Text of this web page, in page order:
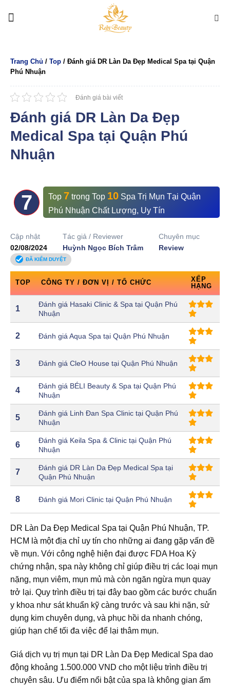
qua
Trang Chủ / Top / Đánh giá DR Làn Da Đẹp Medical Spa tại Quận
Phú Nhuận
Đánh giá bài viết
Đánh giá DR Làn Da Đẹp
Medical Spa tại Quận Phú
Nhuận
7 Top 7 trong Top 10 Spa Trị Mụn Tại Quận
Phú Nhuận Chất Lượng, Uy Tín
Cập nhật
02/08/2024
Tác giả / Reviewer
Huỳnh Ngọc Bích Trâm
Chuyên mục
Review
ĐÃ KIỂM DUYỆT
TOP CÔNG TY / ĐƠN VỊ / TỔ CHỨC
XẾP
HẠNG
1
Đánh giá Hasaki Clinic & Spa tại Quận Phú
Nhuận
2 Đánh giá Aqua Spa tại Quận Phú Nhuận
3 Đánh giá CleO House tại Quận Phú Nhuận
4
Đánh giá BÉLI Beauty & Spa tại Quận Phú
Nhuận
5
Đánh giá Linh Đan Spa Clinic tại Quận Phú
Nhuận
6
Đánh giá Keila Spa & Clinic tại Quận Phú
Nhuận
7
Đánh giá DR Làn Da Đẹp Medical Spa tại
Quận Phú Nhuận
8 Đánh giá Mori Clinic tại Quận Phú Nhuận
DR Làn Da Đẹp Medical Spa tại Quận Phú Nhuận, TP.
HCM là một địa chỉ uy tín cho những ai đang gặp vấn đề
về mụn. Với công nghệ hiện đại được FDA Hoa Kỳ
chứng nhận, spa này không chỉ giúp điều trị các loại mụn
nặng, mụn viêm, mụn mủ mà còn ngăn ngừa mụn quay
trở lại. Quy trình điều trị tại đây bao gồm các bước chuẩn
y khoa như sát khuẩn kỹ càng trước và sau khi nặn, sử
dụng kim chuyên dụng, và phục hồi da nhanh chóng,
giúp hạn chế tối đa việc để lại thâm mụn.
Giá dịch vụ trị mụn tại DR Làn Da Đẹp Medical Spa dao
động khoảng 1.500.000 VND cho một liệu trình điều trị
chuyên sâu. Ưu điểm nổi bật của spa là không gian ấm